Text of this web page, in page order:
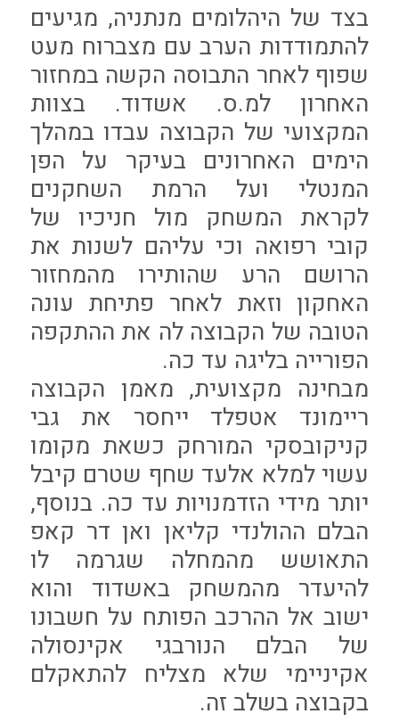
בצד של היהלומים מנתניה, מגיעים
להתמודדות הערב עם מצברוח מעט
שפוף לאחר התבוסה הקשה במחזור
האחרון למ.ס. אשדוד. בצוות
המקצועי של הקבוצה עבדו במהלך
הימים האחרונים בעיקר על הפן
המנטלי ועל הרמת השחקנים
לקראת המשחק מול חניכיו של
קובי רפואה וכי עליהם לשנות את
הרושם הרע שהותירו מהמחזור
האחקון וזאת לאחר פתיחת עונה
הטובה של הקבוצה לה את ההתקפה
הפורייה בליגה עד כה.
מבחינה מקצועית, מאמן הקבוצה
ריימונד אטפלד ייחסר את גבי
קניקובסקי המורחק כשאת מקומו
עשוי למלא אלעד שחף שטרם קיבל
יותר מידי הזדמנויות עד כה. בנוסף,
הבלם ההולנדי קליאן ואן דר קאפ
התאושש מהמחלה שגרמה לו
להיעדר מהמשחק באשדוד והוא
ישוב אל ההרכב הפותח על חשבונו
של הבלם הנורבגי אקינסולה
אקיניימי שלא מצליח להתאקלם
בקבוצה בשלב זה.